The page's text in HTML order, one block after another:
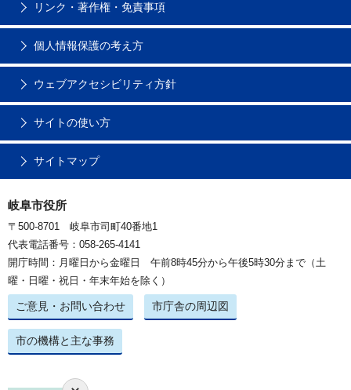
リンク・著作権・免責事項
個人情報保護の考え方
ウェブアクセシビリティ方針
サイトの使い方
サイトマップ
岐阜市役所
〒500-8701 岐阜市司町40番地1
代表電話番号：058-265-4141
開庁時間：月曜日から金曜日 午前8時45分から午後5時30分まで（土
曜・日曜・祝日・年末年始を除く）
ご意見・お問い合わせ 市庁舎の周辺図
市の機構と主な事務